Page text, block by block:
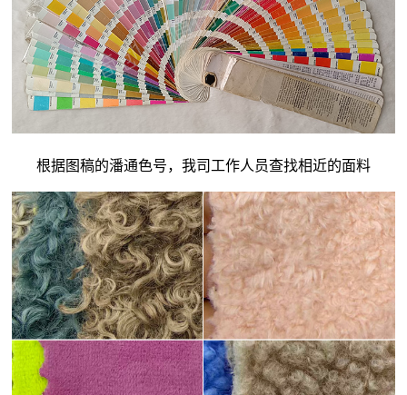
根据图稿的潘通色号，我司工作人员查找相近的面料